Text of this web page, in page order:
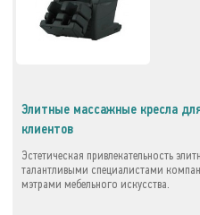
Элитные массажные кресла
клиентов
Эстетическая привлекательность
талантливыми специалистами
мэтрами мебельного искусства.